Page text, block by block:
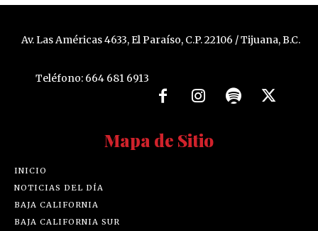
Av. Las Américas 4633, El Paraíso, C.P. 22106 / Tijuana, B.C.
Teléfono: 664 681 6913
Mapa de Sitio
INICIO
NOTICIAS DEL DÍA
BAJA CALIFORNIA
BAJA CALIFORNIA SUR